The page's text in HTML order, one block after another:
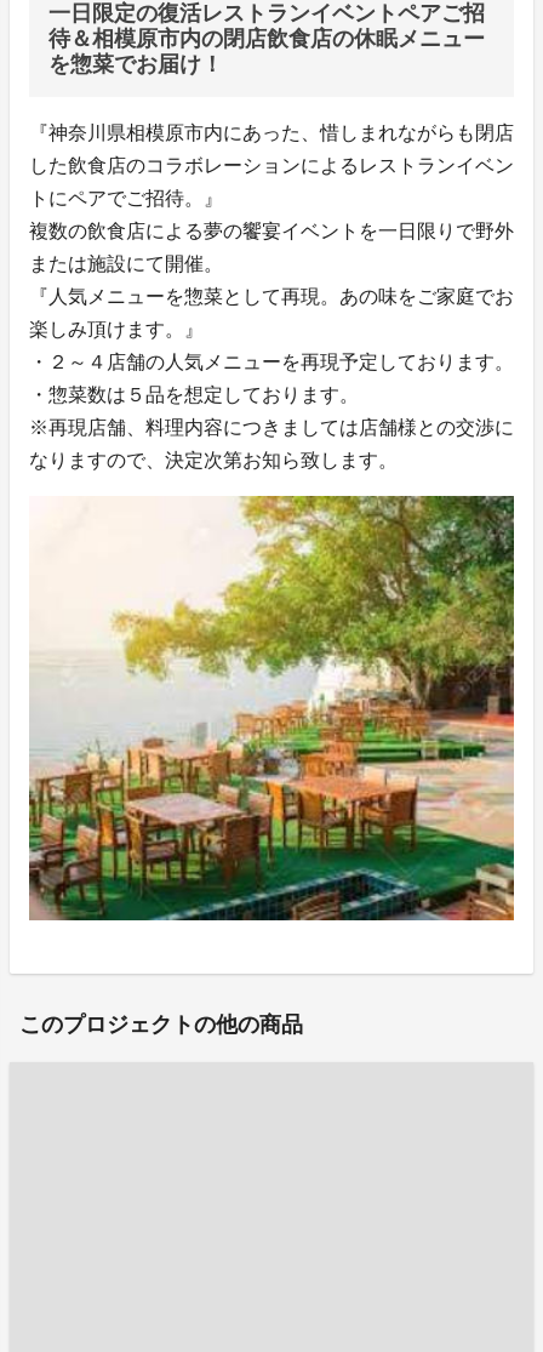
一日限定の復活レストランイベントペアご招
待＆相模原市内の閉店飲食店の休眠メニュー
を惣菜でお届け！
『神奈川県相模原市内にあった、惜しまれながらも閉店
した飲食店のコラボレーションによるレストランイベン
トにペアでご招待。』
複数の飲食店による夢の饗宴イベントを一日限りで野外
または施設にて開催。
『人気メニューを惣菜として再現。あの味をご家庭でお
楽しみ頂けます。』
・２～４店舗の人気メニューを再現予定しております。
・惣菜数は５品を想定しております。
※再現店舗、料理内容につきましては店舗様との交渉に
なりますので、決定次第お知ら致します。
このプロジェクトの他の商品